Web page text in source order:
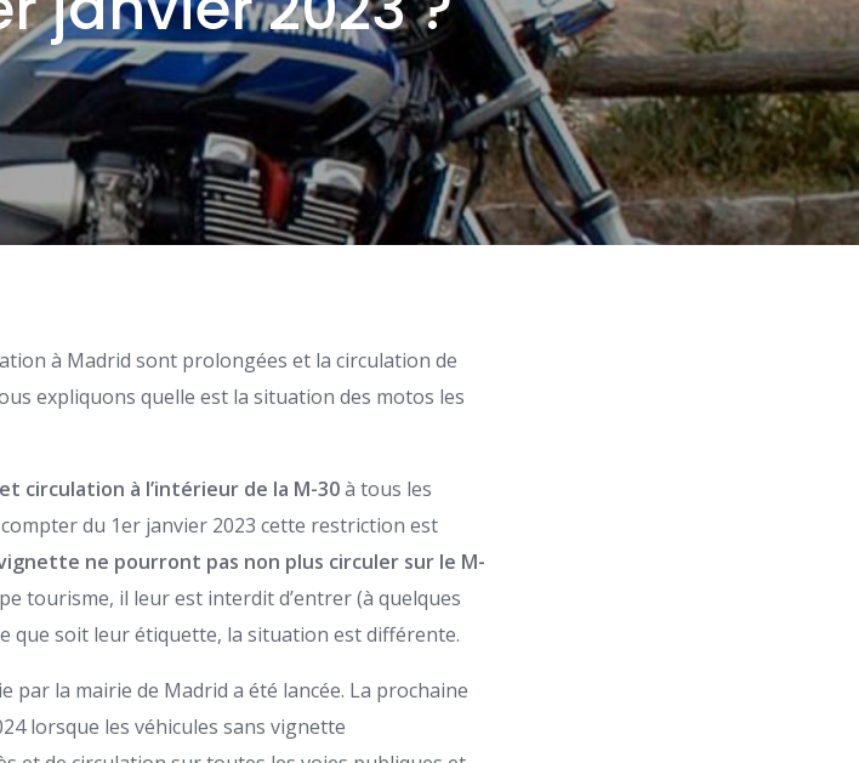
à Madrid sont prolongées et la circulation de
expliquons quelle est la situation des motos les
circulation à l’intérieur de la M-30à tous les
du 1er janvier 2023 cette restriction est
ne pourront pas non plus circuler sur le M-
tourisme, il leur est interdit d’entrer (à quelques
que soit leur étiquette, la situation est différente.
par la mairie de Madrid a été lancée. La prochaine
lorsque les véhicules sans vignette